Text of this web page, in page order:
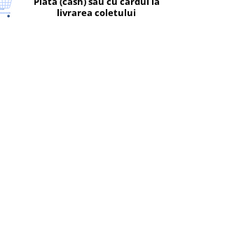
livrarea coletului